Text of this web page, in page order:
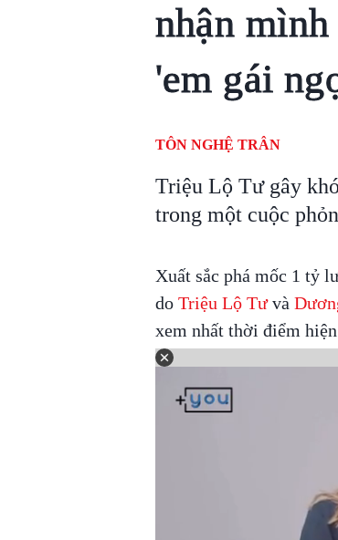
nhận
'em gái
TÔN NGHỆ TRÂN
Triệu Lộ Tư gây
trong một cuộc
Xuất sắc phá mốc 1 tỷ
do Triệu Lộ Tưvà
xem nhất thời điểm